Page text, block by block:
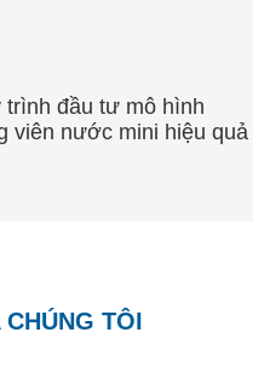
trình đầu tư mô hình
viên nước mini hiệu quả
TÔI